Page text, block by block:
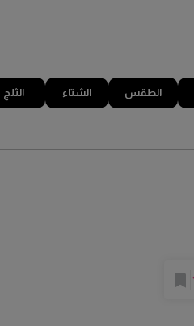
الطقس الشتاء الثلج